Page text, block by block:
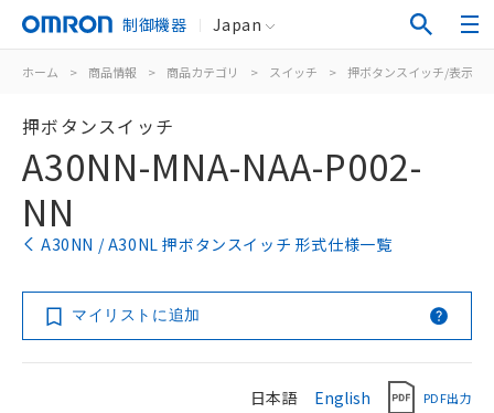
制御機器 Japan
ホーム > 商品情報 > 商品カテゴリ > スイッチ > 押ボタンスイッチ/表示灯
押ボタンスイッチ
A30NN-MNA-NAA-P002-
NN
A30NN / A30NL 押ボタンスイッチ 形式仕様一覧
マイリストに追加
日本語 English PDF出力